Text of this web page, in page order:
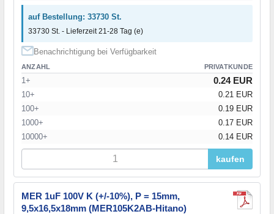
auf Bestellung: 33730 St.
33730 St. - Lieferzeit 21-28 Tag (e)
Benachrichtigung bei Verfügbarkeit
ANZAHL PRIVATKUNDE
1+ 0.24 EUR
10+
0.21 EUR
100+
0.19 EUR
1000+
0.17 EUR
10000+
0.14 EUR
kaufen
MER 1uF 100V K (+/-10%), P = 15mm,
9,5x16,5x18mm (MER105K2AB-Hitano)